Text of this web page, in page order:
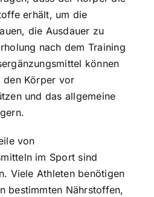
erhält, um die
die Ausdauer zu
nach dem Training
können
den Körper vor
und das allgemeine
von
im Sport sind
Viele Athleten benötigen
bestimmten Nährstoffen,